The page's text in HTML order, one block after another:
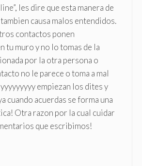
les dire que esta manera de
causa malos entendidos.
contactos ponen
tu muro y no lo tomas de la
por la otra persona o
no le parece o toma a mal
empiezan los dites y
cuando acuerdas se forma una
Otra razon por la cual cuidar
que escribimos!